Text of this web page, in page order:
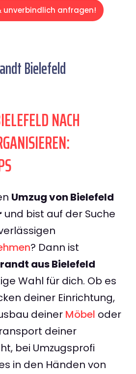
unverbindlich anfragen!
Bielefeld
NACH
Umzug von Bielefeld
und bist auf der Suche
? Dann ist
aus Bielefeld
Wahl für dich. Ob es
deiner Einrichtung,
deiner Möbel oder
deiner
bei Umzugsprofi
in den Händen von